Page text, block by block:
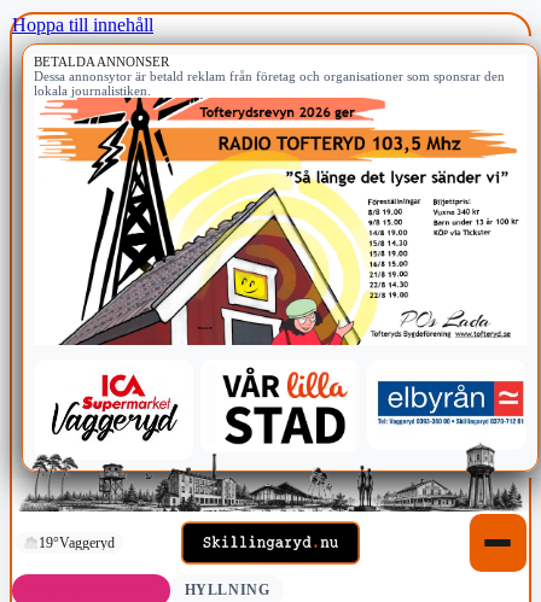
Hoppa till innehåll
BETALDA ANNONSER
Dessa annonsytor är betald reklam från företag och organisationer som sponsrar den
lokala journalistiken.
19°Vaggeryd
HYLLNING